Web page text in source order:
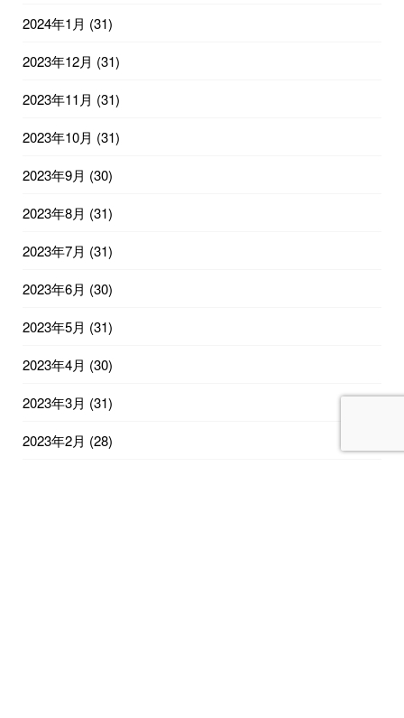
2024年1月 (31)
2023年12月 (31)
2023年11月 (31)
2023年10月 (31)
2023年9月 (30)
2023年8月 (31)
2023年7月 (31)
2023年6月 (30)
2023年5月 (31)
2023年4月 (30)
2023年3月 (31)
2023年2月 (28)